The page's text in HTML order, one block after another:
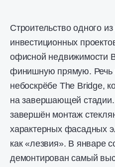
Cтроительство одного
инвестиционных
офисной недвижимости
финишную прямую. Речь
небоскрёбе The Bridge,
на завершающей
завершён монтаж
характерных фасадных
как «лезвия». В январе
демонтирован самый